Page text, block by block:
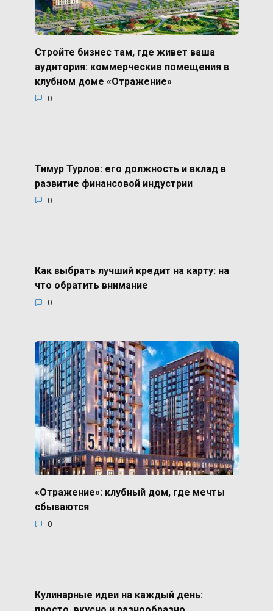
Стройте бизнес там, где живет ваша
аудитория: коммерческие помещения в
клубном доме «Отражение»
0
Тимур Турлов: его должность и вклад в
развитие финансовой индустрии
0
Как выбрать лучший кредит на карту: на
что обратить внимание
0
«Отражение»: клубный дом, где мечты
сбываются
0
Кулинарные идеи на каждый день: